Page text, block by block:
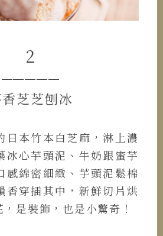
2
─────
芝芝刨冰
日本竹本白芝麻，淋上濃
冰心芋頭泥、牛奶跟蜜芋
感綿密細緻、芋頭泥鬆棉
香穿插其中，新鮮切片烘
是裝飾，也是小驚奇！